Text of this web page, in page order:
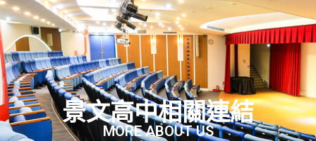
景文高中相關連結
MORE ABOUT US